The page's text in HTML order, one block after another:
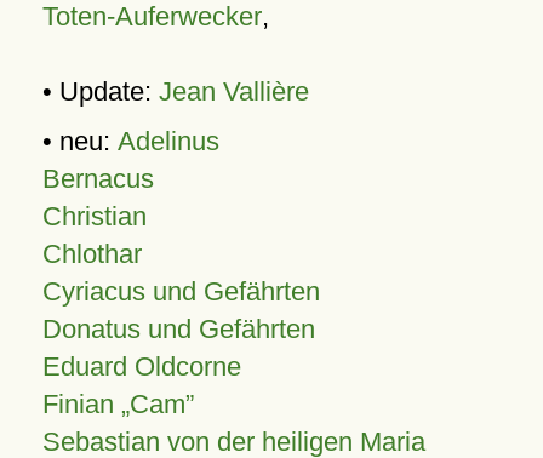
Toten-Auferwecker,
• Update: Jean Vallière
• neu: Adelinus
Bernacus
Christian
Chlothar
Cyriacus und Gefährten
Donatus und Gefährten
Eduard Oldcorne
Finian Cam
Sebastian von der heiligen Maria